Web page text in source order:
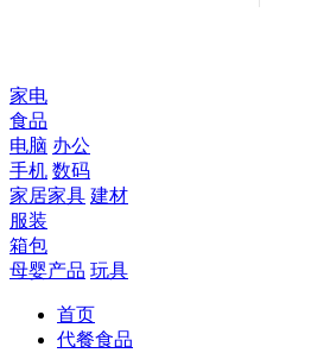
家电
食品
电脑 办公
手机 数码
家居家具 建材
服装
箱包
母婴产品 玩具
首页
代餐食品